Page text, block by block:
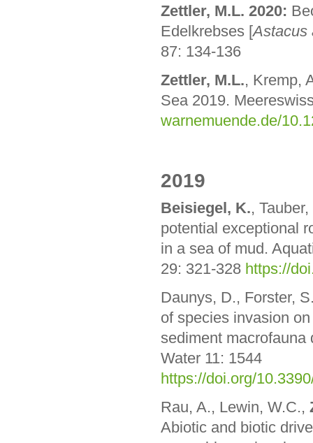
Zettler, M.L. 2020:
Edelkrebses [Astacus
87: 134-136
Zettler, M.L., Kremp,
Sea 2019.
warnemuende.de/
2019
Beisiegel, K.,
potential exceptional
in a sea of mud.
29: 321-328 https://
Daunys, D., Forster,
of species invasion
sediment macrofauna
Water 11: 1544
https://doi.org/
Rau, A., Lewin, W.C.,
Abiotic and biotic